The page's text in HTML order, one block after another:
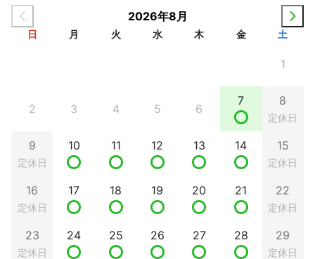
2026年8月
日 月 火 水 木 金 土
1
2 3 4 5 6
7 8
定休日
9
定休日
10 11 12 13 14 15
定休日
16
定休日
17 18 19 20 21 22
定休日
23
定休日
24 25 26 27 28 29
定休日